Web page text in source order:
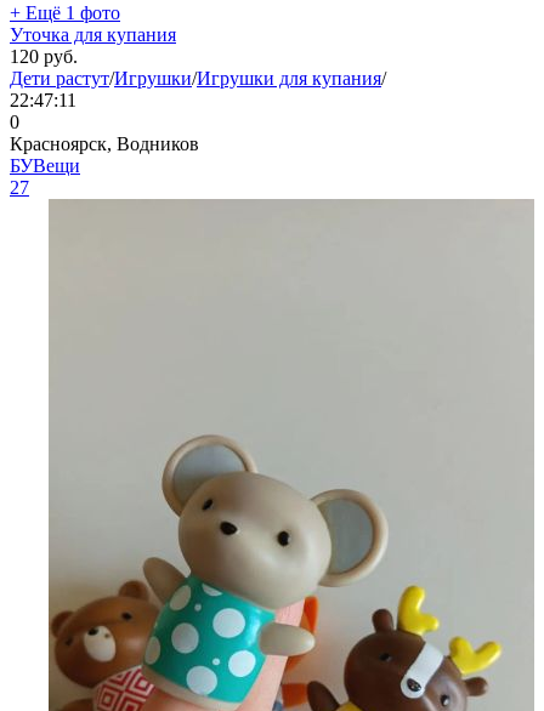
+ Ещё 1 фото
Уточка для купания
120 руб.
Дети растут/Игрушки/Игрушки для купания/
22:47:11
0
Красноярск, Водников
БУВещи
27